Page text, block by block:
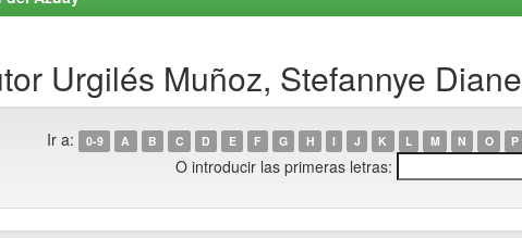
Urgilés Muñoz, Stefannye Diane
Ir a: 0-9 A B C D E F G H I J K L M N O P
O introducir las primeras letras: